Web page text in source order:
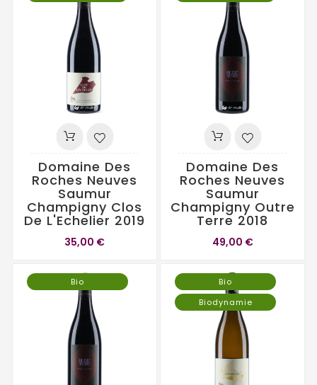
Domaine Des
Roches Neuves
Saumur
Champigny Clos
De L'Echelier 2019
35,00 €
Domaine Des
Roches Neuves
Saumur
Champigny Outre
Terre 2018
49,00 €
Bio
Bio
Biodynamie